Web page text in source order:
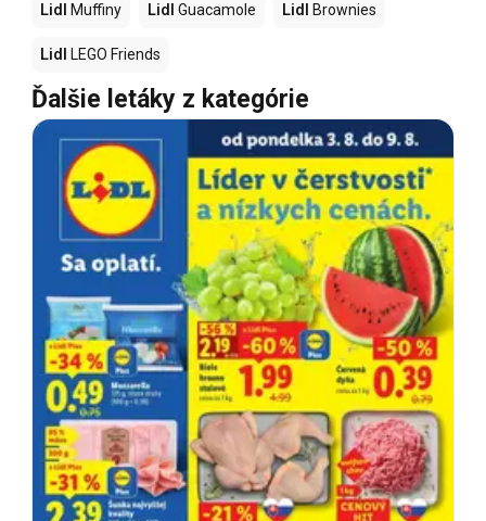
Lidl Muffiny Lidl Guacamole Lidl Brownies
Lidl LEGO Friends
Ďalšie letáky z kategórie